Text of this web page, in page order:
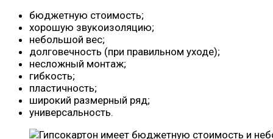
бюджетную стоимость;
хорошую звукоизоляцию;
небольшой вес;
долговечность (при правильном уходе);
несложный монтаж;
гибкость;
пластичность;
широкий размерный ряд;
универсальность.